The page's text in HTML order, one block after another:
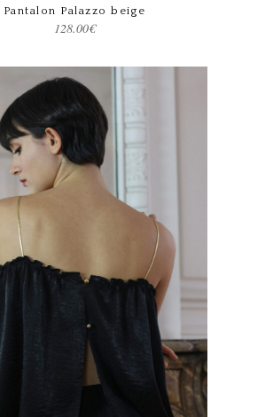
Pantalon Palazzo beige
128.00€
Ce produit a plusieurs variations. Les options peuvent être choisies sur la page du produit